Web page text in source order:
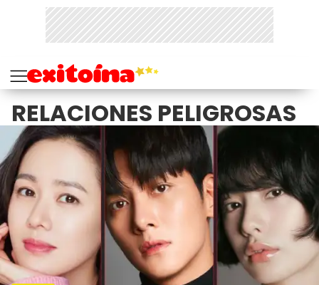
RELACIONES PELIGROSAS